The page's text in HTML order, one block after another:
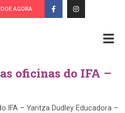
DOE AGORA
oficinas do IFA –
IFA – Yaritza Dudley Educadora –